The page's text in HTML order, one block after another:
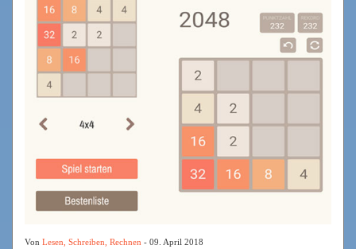
Von Lesen, Schreiben, Rechnen - 09. April 2018